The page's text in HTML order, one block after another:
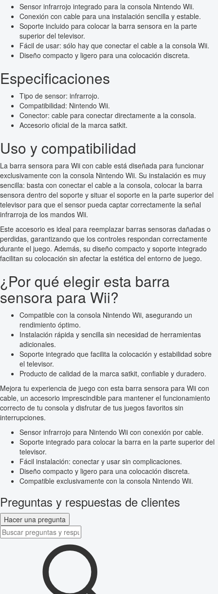
Sensor infrarrojo integrado para la consola Nintendo Wii.
Conexión con cable para una instalación sencilla y estable.
Soporte incluido para colocar la barra sensora en la parte
superior del televisor.
Fácil de usar: sólo hay que conectar el cable a la consola Wii.
Diseño compacto y ligero para una colocación discreta.
Especificaciones
Tipo de sensor: infrarrojo.
Compatibilidad: Nintendo Wii.
Conector: cable para conectar directamente a la consola.
Accesorio oficial de la marca satkit.
Uso y compatibilidad
La barra sensora para Wii con cable está diseñada para funcionar
exclusivamente con la consola Nintendo Wii. Su instalación es muy
sencilla: basta con conectar el cable a la consola, colocar la barra
sensora dentro del soporte y situar el soporte en la parte superior del
televisor para que el sensor pueda captar correctamente la señal
infrarroja de los mandos Wii.
Este accesorio es ideal para reemplazar barras sensoras dañadas o
perdidas, garantizando que los controles respondan correctamente
durante el juego. Además, su diseño compacto y soporte integrado
facilitan su colocación sin afectar la estética del entorno de juego.
¿Por qué elegir esta barra
sensora para Wii?
Compatible con la consola Nintendo Wii, asegurando un
rendimiento óptimo.
Instalación rápida y sencilla sin necesidad de herramientas
adicionales.
Soporte integrado que facilita la colocación y estabilidad sobre
el televisor.
Producto de calidad de la marca satkit, confiable y duradero.
Mejora tu experiencia de juego con esta barra sensora para Wii con
cable, un accesorio imprescindible para mantener el funcionamiento
correcto de tu consola y disfrutar de tus juegos favoritos sin
interrupciones.
Sensor infrarrojo para Nintendo Wii con conexión por cable.
Soporte integrado para colocar la barra en la parte superior del
televisor.
Fácil instalación: conectar y usar sin complicaciones.
Diseño compacto y ligero para una colocación discreta.
Compatible exclusivamente con la consola Nintendo Wii.
Preguntas y respuestas de clientes
Hacer una pregunta